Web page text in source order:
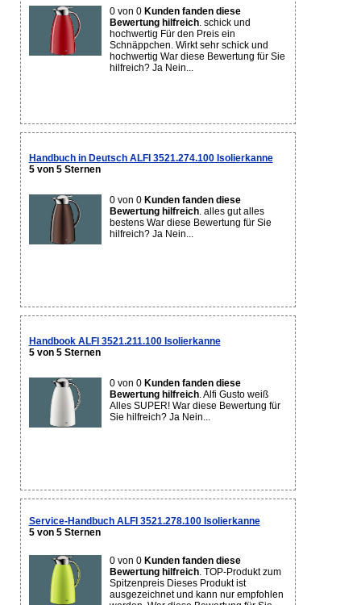
0 von 0 Kunden fanden diese
Bewertung hilfreich. schick und
hochwertig Für den Preis ein
Schnäppchen. Wirkt sehr schick und
hochwertig War diese Bewertung für Sie
hilfreich? Ja Nein...
Handbuch in Deutsch ALFI 3521.274.100 Isolierkanne
5 von 5 Sternen
0 von 0 Kunden fanden diese
Bewertung hilfreich. alles gut alles
bestens War diese Bewertung für Sie
hilfreich? Ja Nein...
Handbook ALFI 3521.211.100 Isolierkanne
5 von 5 Sternen
0 von 0 Kunden fanden diese
Bewertung hilfreich. Alfi Gusto weiß
Alles SUPER! War diese Bewertung für
Sie hilfreich? Ja Nein...
Service-Handbuch ALFI 3521.278.100 Isolierkanne
5 von 5 Sternen
0 von 0 Kunden fanden diese
Bewertung hilfreich. TOP-Produkt zum
Spitzenpreis Dieses Produkt ist
ausgezeichnet und kann nur empfohlen